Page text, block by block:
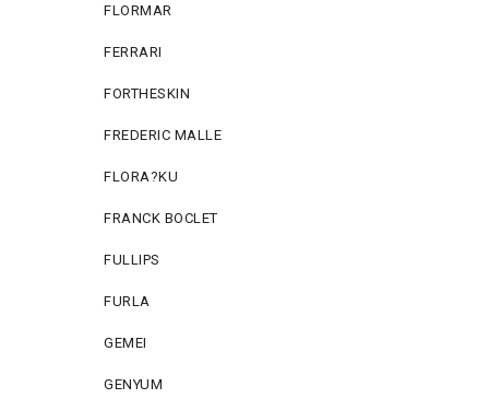
FLORMAR
FERRARI
FORTHESKIN
FREDERIC MALLE
FLORA?KU
FRANCK BOCLET
FULLIPS
FURLA
GEMEI
GENYUM